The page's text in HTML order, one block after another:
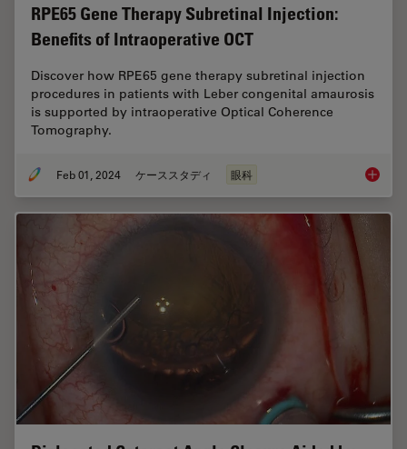
RPE65 Gene Therapy Subretinal Injection:
Benefits of Intraoperative OCT
Discover how RPE65 gene therapy subretinal injection
procedures in patients with Leber congenital amaurosis
is supported by intraoperative Optical Coherence
Tomography.
Feb 01, 2024 ケーススタディ 眼科 RPE65